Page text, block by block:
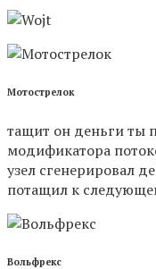
Мотострелок
тащит он деньги ты
модификатора
узел сгенерировал
потащил к
Вольфрекс